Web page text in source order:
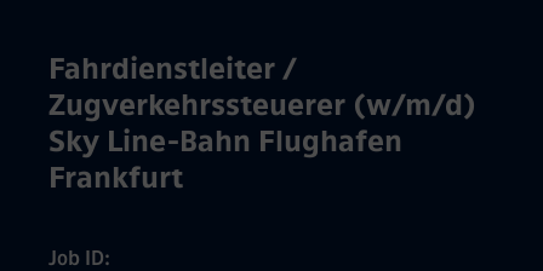
Fahrdienstleiter /
Zugverkehrssteuerer (w/m/d)
Sky Line-Bahn Flughafen
Frankfurt
Job ID